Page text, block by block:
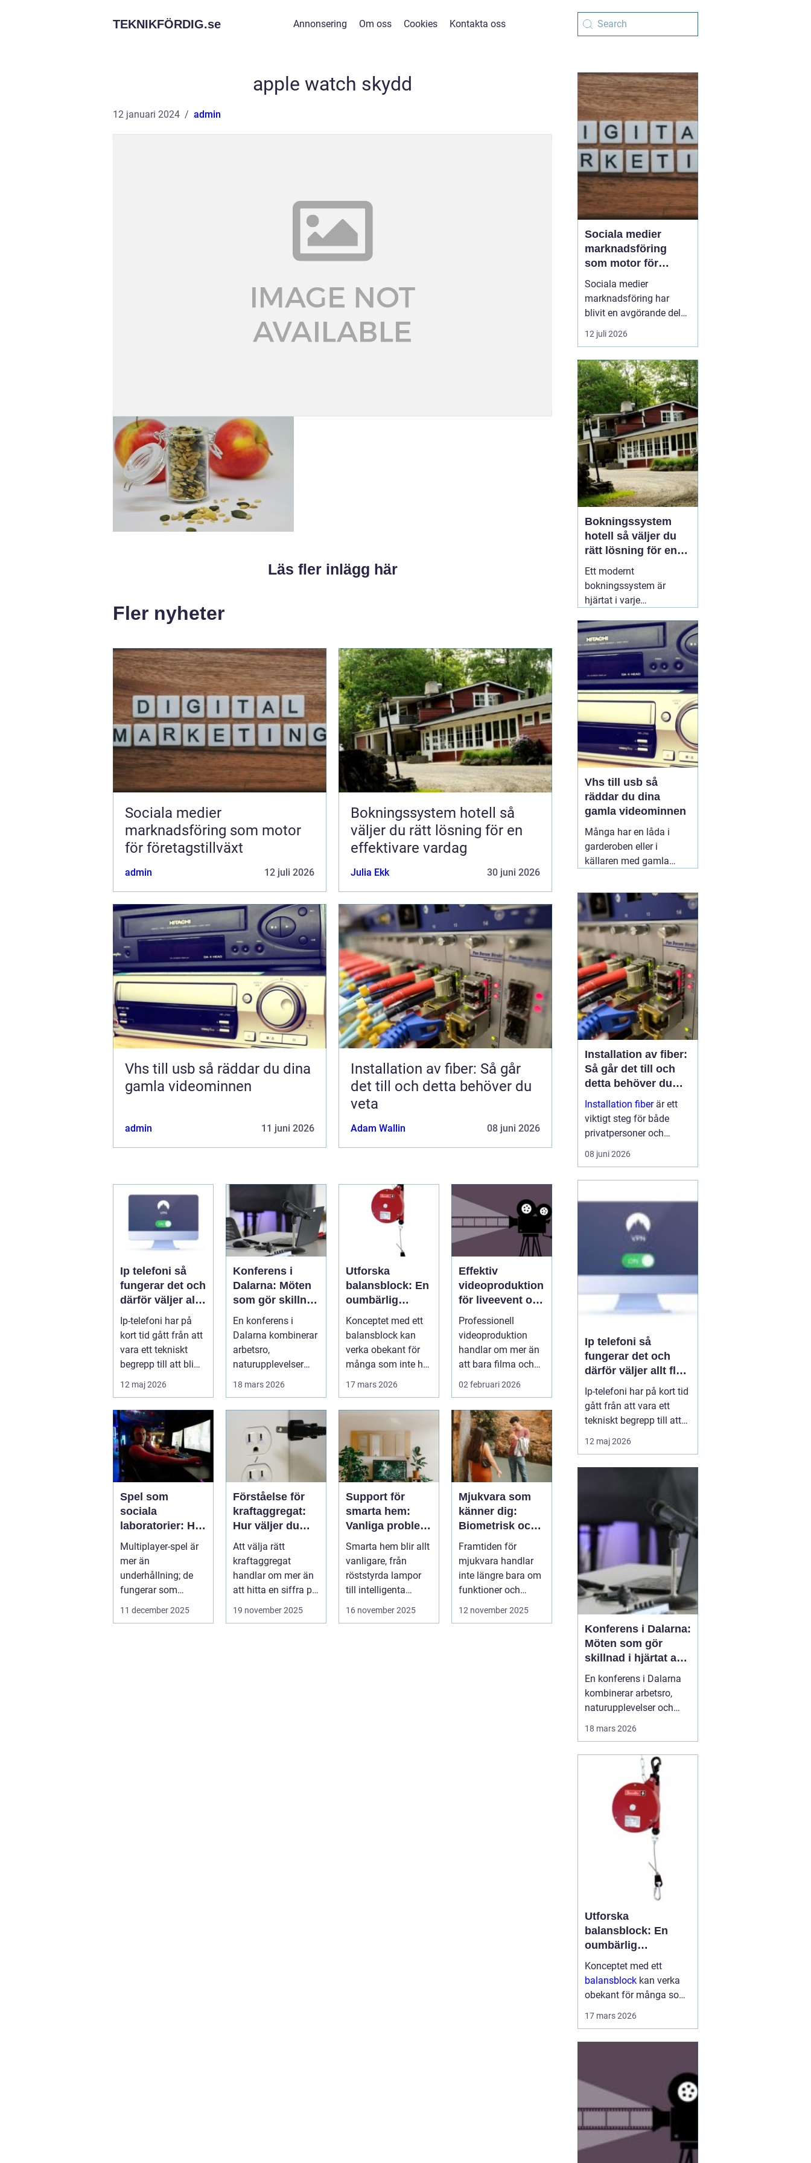
TEKNIKFÖRDIG.se Annonsering Om oss Cookies Kontakta oss
apple watch skydd
12 januari 2024 admin
Läs fler inlägg här
Fler nyheter
Sociala medier
marknadsföring som motor
för företagstillväxt
admin 12 juli 2026
Bokningssystem hotell så
väljer du rätt lösning för en
effektivare vardag
Julia Ekk 30 juni 2026
Vhs till usb så räddar du dina
gamla videominnen
admin 11 juni 2026
Installation av fiber: Så går
det till och detta behöver du
veta
Adam Wallin 08 juni 2026
Ip telefoni så
fungerar det och
därför väljer allt
fler företag att
byta
Ip-telefoni har på
kort tid gått från att
vara ett tekniskt
begrepp till att bli
standardlösning
12 maj 2026
Konferens i
Dalarna: Möten
som gör skillnad
i hjärtat av
sverige
En konferens i
Dalarna kombinerar
arbetsro,
naturupplevelser
18 mars 2026
Utforska
balansblock: En
oumbärlig
komponent i
industrin
Konceptet med ett
balansblock kan
verka obekant för
många som inte har
17 mars 2026
Effektiv
videoproduktion
för liveevent och
företag
Professionell
videoproduktion
handlar om mer än
att bara filma och
visa rörliga bilder.
02 februari 2026
Spel som
sociala
laboratorier: Hur
multiplayer-spel
speglar
mänskligt
beteende
Multiplayer-spel är
mer än
underhållning; de
fungerar som
sociala laboratorier
11 december 2025
Förståelse för
kraftaggregat:
Hur väljer du
rätt watt?
Att välja rätt
kraftaggregat
handlar om mer än
att hitta en siffra på
19 november 2025
Support för
smarta hem:
Vanliga problem
med IoT-enheter
Smarta hem blir allt
vanligare, från
röststyrda lampor
till intelligenta
termostater och ...
16 november 2025
Mjukvara som
känner dig:
Biometrisk och
beteendedriven
personalisering
Framtiden för
mjukvara handlar
inte längre bara om
funktioner och
användargränss...
12 november 2025
Sociala medier
marknadsföring
som motor för
företagstillväxt
Sociala medier
marknadsföring har
blivit en avgörande del
av hur företag växer,
bygger förtroende och
att arbeta strukturerat
med innehåll,
annonsering och
uppföljning kan företag
s...
12 juli 2026
Bokningssystem
hotell så väljer du
rätt lösning för en
effektivare vardag
Ett modernt
bokningssystem är
hjärtat i varje
gäster förväntar sig
snabb onlinebokning,
smidig incheckning och
tydlig kommunikation,
räcker det inte längre
med excelark eller
manuella listor. Ett
genomtänkt30 juni
2026
Vhs till usb så
räddar du dina
gamla videominnen
Många har en låda i
garderoben eller i
källaren med gamla
första steg,
skolavslutningar och
födelsedagar. Spelaren
fungerar kanske inte
längre, och varje år som
går riskerar banden att
bli sämre. Genom att
föra11 juni 2026
Installation av fiber:
Så går det till och
detta behöver du
veta
Installation fiberär ett
viktigt steg för både
privatpersoner och
företag som vill ha
stabilt och snabbt
tekniker och bra
utrustning få...
08 juni 2026
Ip telefoni så
fungerar det och
därför väljer allt fler
företag att byta
Ip-telefoni har på kort tid
gått från att vara ett
tekniskt begrepp till att
bli standardlösning för
många företag och
många att se över sin
telefoni, men
förändringen öppnar
också för smart...
12 maj 2026
Konferens i Dalarna:
Möten som gör
skillnad i hjärtat av
sverige
En konferens i Dalarna
kombinerar arbetsro,
naturupplevelser och
Regionen erbjuder en
tydlig paus från
vardagens tempo, utan
att ge avkall p&ari...
18 mars 2026
Utforska
balansblock: En
oumbärlig
komponent i
industrin
Konceptet med ett
balansblock kan verka
obekant för många som
17 mars 2026